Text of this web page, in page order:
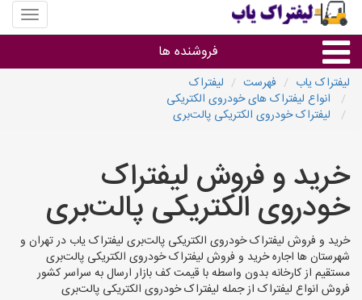
منوی
سایت
یاب
فروشنده ها
گروه ها
لیفتراک یاب فهرست
لیفتراک
انواع لیفتراک های خودروی الکتریکی
لیفتراک خودروی الکتریکی پالت‌بری
خرید و فروش لیفتراک
خودروی الکتریکی پالت‌بری
خرید و فروش لیفتراک خودروی الکتریکی پالت‌بری لیفتراک یاب در تهران و
شهرستان ها اجاره خرید و فروش لیفتراک خودروی الکتریکی پالت‌بری
مستقیم از کارخانه بدون واسطه با قیمت کف بازار ارسال به سراسر کشور
فروش انواع لیفتراک از جمله لیفتراک خودروی الکتریکی پالت‌بری